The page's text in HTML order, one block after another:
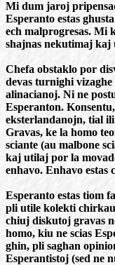
Mi dum jaroj
Esperanto estas
ech malprogresas. Mi
shajnas nekutimaj
Chefa obstaklo por
devas turnighi
alinacianoj. Ni ne
Esperanton.
eksterlandanojn, tial
Gravas, ke la homo
sciante (au malbone
kaj utilaj por la
enhavo. Enhavo
Esperanto estas tiom
pli utile kolekti
chiuj diskutoj gravas
homo, kiu ne scias
ghin, pli saghan
Esperantistoj (sed ne